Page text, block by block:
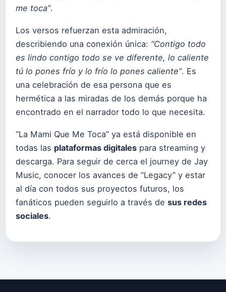
me toca”.
Los versos refuerzan esta admiración,
describiendo una conexión única: “Contigo todo
es lindo contigo todo se ve diferente, lo caliente
tú lo pones frío y lo frío lo pones caliente”. Es
una celebración de esa persona que es
hermética a las miradas de los demás porque ha
encontrado en el narrador todo lo que necesita.
“La Mami Que Me Toca” ya está disponible en
todas las plataformas digitales para streaming y
descarga. Para seguir de cerca el journey de Jay
Music, conocer los avances de “Legacy” y estar
al día con todos sus proyectos futuros, los
fanáticos pueden seguirlo a través de sus redes
sociales.